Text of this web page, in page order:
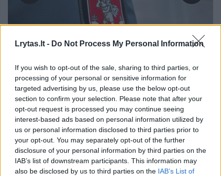
Lrytas.lt - Do Not Process My Personal Information
If you wish to opt-out of the sale, sharing to third parties, or
processing of your personal or sensitive information for
targeted advertising by us, please use the below opt-out
section to confirm your selection. Please note that after your
opt-out request is processed you may continue seeing
interest-based ads based on personal information utilized by
us or personal information disclosed to third parties prior to
your opt-out. You may separately opt-out of the further
disclosure of your personal information by third parties on the
IAB’s list of downstream participants. This information may
also be disclosed by us to third parties on the IAB’s List of
Daugiau nuotraukų (1)
Kaip informuoja Policijos
departamentas, antradienį apie 18 val. 45
min. Vilniuje, prie namo Erfurto g., atvykus su
įtariamuoju (gim. 1965 m.) atlikti pas jį bute
kratos ir atidarius tarnybinio automobilio
galines dureles, įtariamasis staiga pradėjo
pjaustytis rankas ir kaklą turima skalpelio